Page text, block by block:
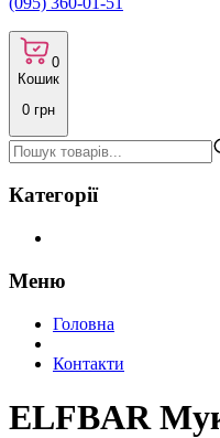
0
Кошик
0 грн
Категорії
Меню
Головна
Контакти
ELFBAR